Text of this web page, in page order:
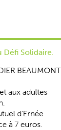
Défi Solidaire.
BEAUMONT
aux adultes
d’Ernée
à 7 euros.